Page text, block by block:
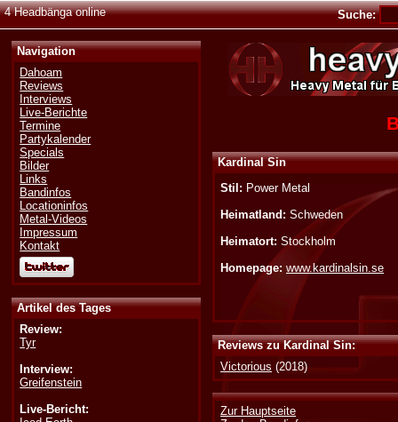
4 Headbänga online Suche:
Navigation
Dahoam
Reviews
Interviews
Live-Berichte
Termine
Partykalender
Specials
Bilder
Links
Bandinfos
Locationinfos
Metal-Videos
Impressum
Kontakt
Artikel des Tages
Review:
Tyr
Interview:
Greifenstein
Live-Bericht:
Kardinal Sin
Stil: Power Metal
Heimatland: Schweden
Heimatort: Stockholm
Homepage: www.kardinalsin.se
Reviews zu Kardinal Sin:
Victorious (2018)
Zur Hauptseite